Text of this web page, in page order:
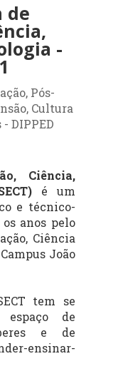
de
-
Pós-
Cultura
DIPPED
Ciência,
é um
e técnico-
anos pelo
Ciência
João
tem se
espaço de
e de
ensinar-